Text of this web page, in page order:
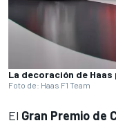
La decoración de Haas
Foto de: Haas F1 Team
El Gran Premio de